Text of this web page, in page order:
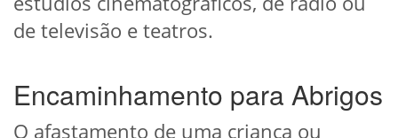
de televisão e teatros.
Encaminhamento para Abrigos
O afastamento de uma criança ou